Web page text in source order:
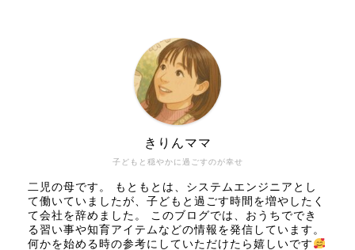
子どもと穏やかに過ごすのが幸せ
きりんママ
二児の母です。 もともとは、システムエンジニアとし
て働いていましたが、子どもと過ごす時間を増やしたく
て会社を辞めました。 このブログでは、おうちででき
る習い事や知育アイテムなどの情報を発信しています。
何かを始める時の参考にしていただけたら嬉しいです